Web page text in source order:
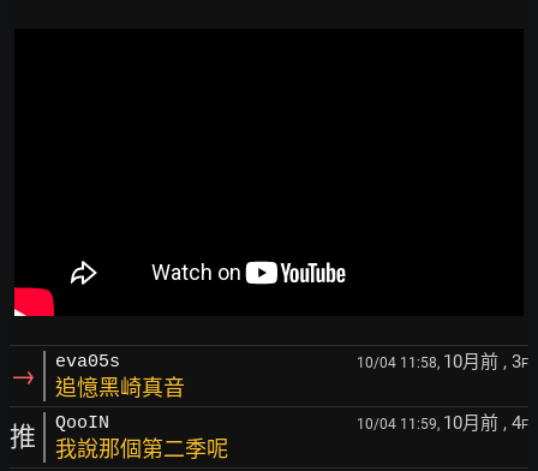
→ eva05s 10/04 11:58, 10月前 , 3F
追憶黑崎真音
推 QooIN 10/04 11:59, 10月前 , 4F
我說那個第二季呢